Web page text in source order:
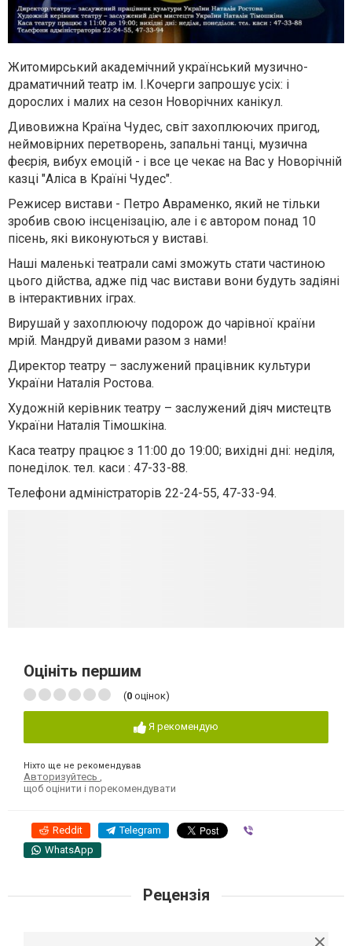
Житомирський академічний український музично-
драматичний театр ім. І.Кочерги запрошує усіх: і
дорослих і малих на сезон Новорічних канікул.
Дивовижна Країна Чудес, світ захоплюючих пригод,
неймовірних перетворень, запальні танці, музична
феєрія, вибух емоцій - і все це чекає на Вас у Новорічній
казці "Аліса в Країні Чудес".
Режисер вистави - Петро Авраменко, який не тільки
зробив свою інсценізацію, але і є автором понад 10
пісень, які виконуються у виставі.
Наші маленькі театрали самі зможуть стати частиною
цього дійства, адже під час вистави вони будуть задіяні
в інтерактивних іграх.
Вирушай у захоплюючу подорож до чарівної країни
мрій. Мандруй дивами разом з нами!
Директор театру – заслужений працівник культури
України Наталія Ростова.
Художній керівник театру – заслужений діяч мистецтв
України Наталія Тімошкіна.
Каса театру працює з 11:00 до 19:00; вихідні дні: неділя,
понеділок. тел. каси : 47-33-88.
Телефони адміністраторів 22-24-55, 47-33-94.
Оцініть першим
(0 оцінок)
Я рекомендую
Ніхто ще не рекомендував
Авторизуйтесь
щоб оцінити і порекомендувати
Reddit Telegram
WhatsApp
Рецензія